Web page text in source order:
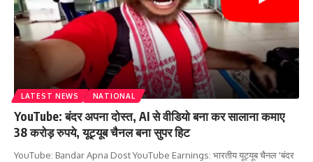
LATEST NEWS NATIONAL
YouTube: बंदर अपना दोस्त, AI से वीडियो बना कर सालाना कमाए
38 करोड़ रुपये, यूट्यूब चैनल बना सुपर हिट
YouTube: Bandar Apna Dost YouTube Earnings: भारतीय यूट्यूब चैनल 'बंदर